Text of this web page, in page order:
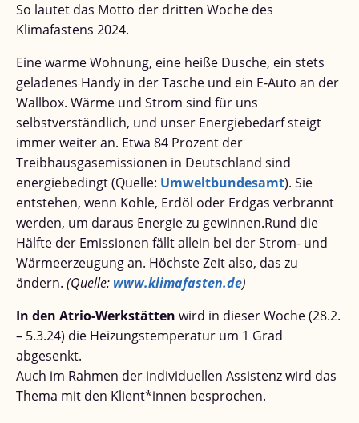
So lautet das Motto der dritten Woche des
Klimafastens 2024.
Eine warme Wohnung, eine heiße Dusche, ein stets
geladenes Handy in der Tasche und ein E-Auto an der
Wallbox. Wärme und Strom sind für uns
selbstverständlich, und unser Energiebedarf steigt
immer weiter an. Etwa 84 Prozent der
Treibhausgasemissionen in Deutschland sind
energiebedingt (Quelle: Umweltbundesamt). Sie
entstehen, wenn Kohle, Erdöl oder Erdgas verbrannt
werden, um daraus Energie zu gewinnen.Rund die
Hälfte der Emissionen fällt allein bei der Strom- und
Wärmeerzeugung an. Höchste Zeit also, das zu
ändern. (Quelle: www.klimafasten.de)
In den Atrio-Werkstätten wird in dieser Woche (28.2.
– 5.3.24) die Heizungstemperatur um 1 Grad
abgesenkt.
Auch im Rahmen der individuellen Assistenz wird das
Thema mit den Klient*innen besprochen.